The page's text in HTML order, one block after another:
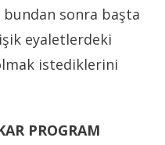
sonra başta
eyaletlerdeki
istediklerini
PROGRAM